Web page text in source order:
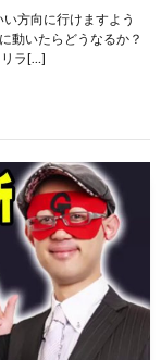
方向に行けますよう
動いたらどうなるか？
リラ[…]